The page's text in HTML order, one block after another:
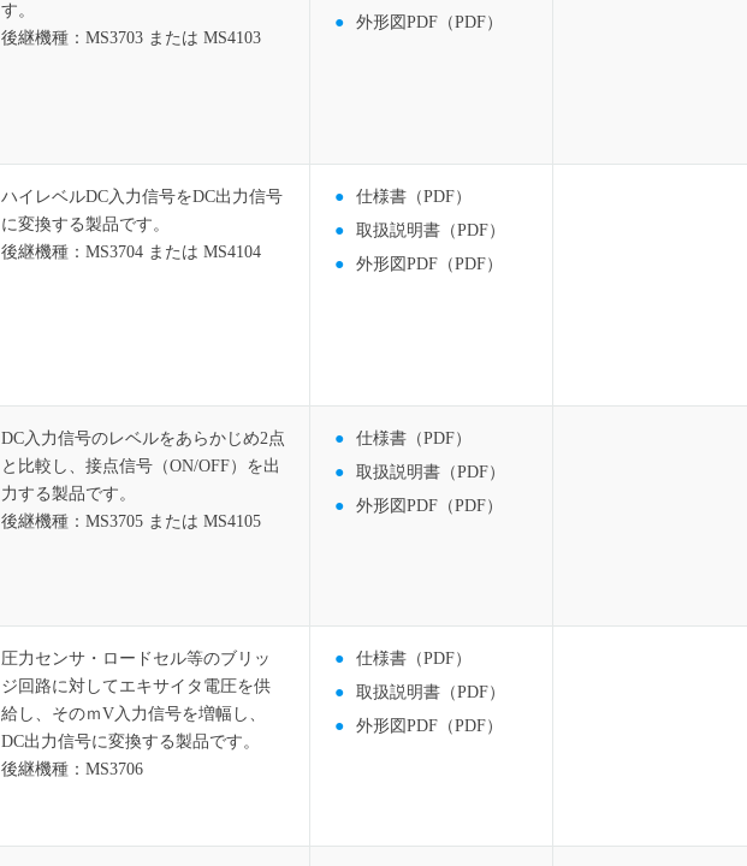
す。
後継機種：MS3703 または MS4103
外形図PDF（PDF）
ハイレベルDC入力信号をDC出力信号
に変換する製品です。
後継機種：MS3704 または MS4104
仕様書（PDF）
取扱説明書（PDF）
外形図PDF（PDF）
DC入力信号のレベルをあらかじめ2点
と比較し、接点信号（ON/OFF）を出
力する製品です。
後継機種：MS3705 または MS4105
仕様書（PDF）
取扱説明書（PDF）
外形図PDF（PDF）
圧力センサ・ロードセル等のブリッ
ジ回路に対してエキサイタ電圧を供
給し、そのｍV入力信号を増幅し、
DC出力信号に変換する製品です。
後継機種：MS3706
仕様書（PDF）
取扱説明書（PDF）
外形図PDF（PDF）